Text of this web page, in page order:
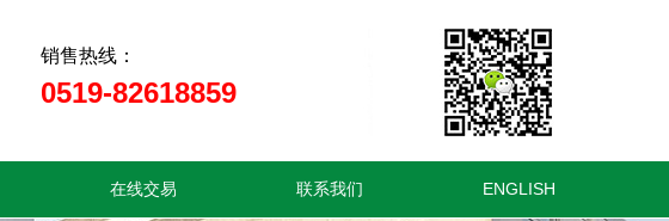
销售热线：
0519-82618859
在线交易 联系我们 ENGLISH